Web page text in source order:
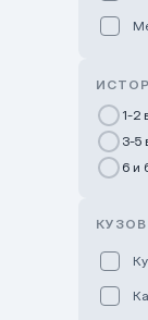
1-2
3-5
6 и
КУЗОВ